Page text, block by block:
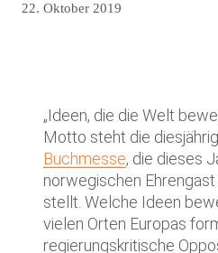
22. Oktober 2019
„Ideen, die die Welt
Motto steht die
Buchmesse, die dieses
norwegischen
stellt. Welche Ideen
vielen Orten Europas
regierungskritische